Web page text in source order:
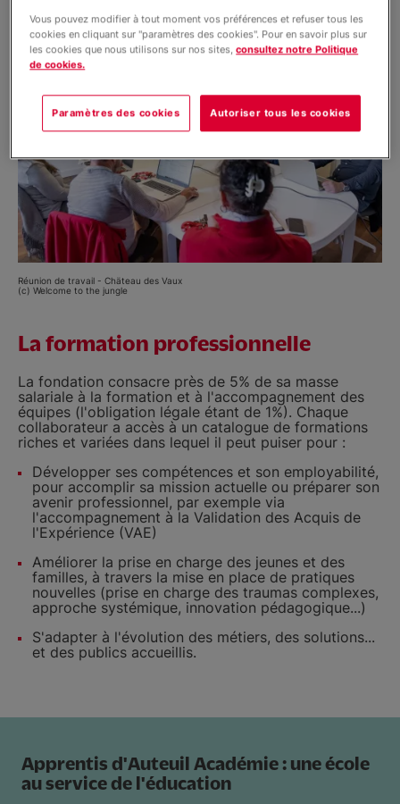
Réunion de travail - Chäteau des Vaux
(c) Welcome to the jungle
La formation professionnelle
La fondation consacre près de 5% de sa masse
salariale à la formation et à l'accompagnement des
équipes (l'obligation légale étant de 1%). Chaque
collaborateur a accès à un catalogue de formations
riches et variées dans lequel il peut puiser pour :
Développer ses compétences et son employabilité,
pour accomplir sa mission actuelle ou préparer son
avenir professionnel, par exemple via
l'accompagnement à la Validation des Acquis de
l'Expérience (VAE)
Améliorer la prise en charge des jeunes et des
familles, à travers la mise en place de pratiques
nouvelles (prise en charge des traumas complexes,
approche systémique, innovation pédagogique...)
S'adapter à l'évolution des métiers, des solutions...
et des publics accueillis.
Apprentis d'Auteuil Académie : une école
au service de l'éducation
Vous pouvez modifier à tout moment vos préférences et refuser tous les
cookies en cliquant sur "paramètres des cookies". Pour en savoir plus sur
les cookies que nous utilisons sur nos sites,consultez notre Politique
de cookies.
Paramètres des cookies Autoriser tous les cookies